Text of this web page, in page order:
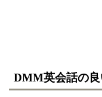
DMM英会話の良